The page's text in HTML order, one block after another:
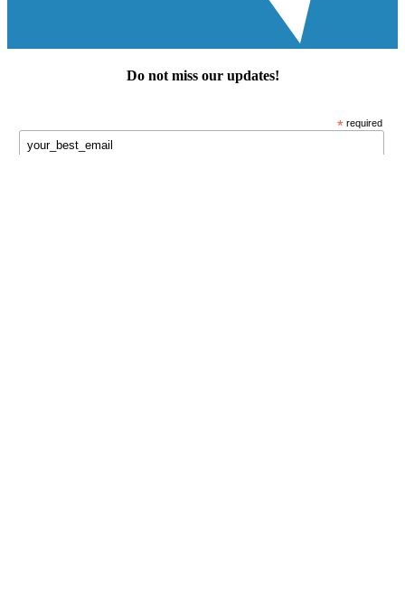
Do not miss our updates!
* required